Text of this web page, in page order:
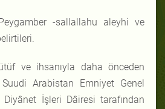
-sallallahu aleyhi ve
ve ihsanıyla daha önceden
Arabistan Emniyet Genel
Diyânet İşleri Dâiresi tarafından